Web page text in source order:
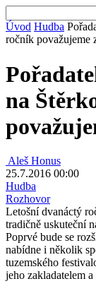
Úvod Hudba
ročník považujeme
na
Aleš Honus
25.7.2016 00:00
Hudba
Rozhovor
Letošní dvanáctý
tradičně uskuteční
Poprvé bude se
nabídne i několik
tuzemského
jeho zakladatelem